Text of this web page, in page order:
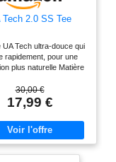
Tech 2.0 SS Tee
UA Tech ultra-douce qui
rapidement, pour une
plus naturelle Matière
la transpiration et
rapidement Nouvelle
aérodynamique et ourlet
UA Tech est notre
d'entraînement
incontournable: ample,
il vous garde au frais
30,00 €
17,99 €